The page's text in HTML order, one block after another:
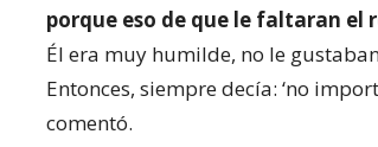
porque eso de que le faltaran el
Él era muy humilde, no le
Entonces, siempre decía: ‘no
comentó.